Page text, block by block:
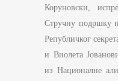
Коруновски,
Стручну подршку
Републичког
и Виолета
из Националне